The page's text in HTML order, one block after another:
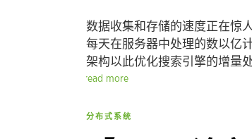
数据收集和存储的速度正在惊
每天在服务器中处理的数以亿
架构以此优化搜索引擎的增量
read more
分布式系统